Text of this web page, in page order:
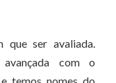
que ser avaliada.
com o